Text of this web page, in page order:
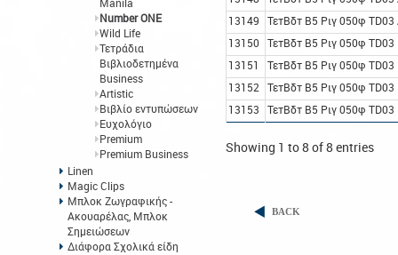
Number ONE
Wild Life
Τετράδια
Βιβλιοδετημένα
Business
Artistic
Βιβλίο εντυπώσεων
Ευχολόγιο
Premium
Premium Business
Linen
Magic Clips
Μπλοκ Ζωγραφικής -
Ακουαρέλας, Μπλοκ
Σημειώσεων
Διάφορα Σχολικά είδη
13149
ΤετΒδτ B5 Ριγ 050φ
13150
ΤετΒδτ B5 Ριγ 050φ
13151
ΤετΒδτ B5 Ριγ 050φ
13152
ΤετΒδτ B5 Ριγ 050φ
13153
ΤετΒδτ B5 Ριγ 050φ TD03
Showing 1 to 8 of 8 entries
BACK